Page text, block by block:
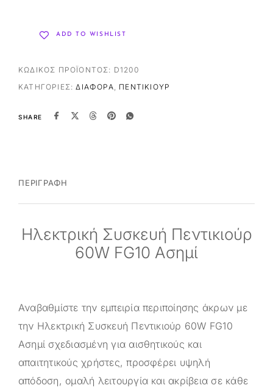
ADD TO WISHLIST
ΚΩΔΙΚΌΣ ΠΡΟΪΌΝΤΟΣ: D1200
ΚΑΤΗΓΟΡΊΕΣ:ΔΙΆΦΟΡΑ, ΠΕΝΤΙΚΙΟΎΡ
SHARE
ΠΕΡΙΓΡΑΦΉ
Ηλεκτρική Συσκευή Πεντικιούρ
60W FG10 Ασημί
Αναβαθμίστε την εμπειρία περιποίησης άκρων με
την Ηλεκτρική Συσκευή Πεντικιούρ 60W FG10
Ασημί σχεδιασμένη για αισθητικούς και
απαιτητικούς χρήστες, προσφέρει υψηλή
απόδοση, ομαλή λειτουργία και ακρίβεια σε κάθε